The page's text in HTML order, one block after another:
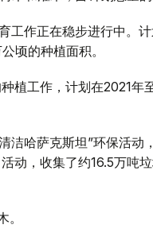
工作正在稳步进行中。
顷的种植面积。
植工作，计划在2021
洁哈萨克斯坦”环保活动
动，收集了约16.5万吨